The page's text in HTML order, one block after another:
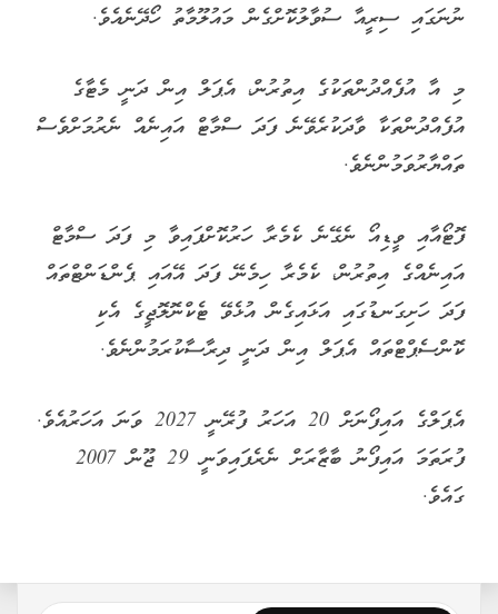
ނުނަގައި ސިރީއާ ސުވާލުކޮށްގެން މައުލޫމާތު ހޯދޭނެއެވެ.
މި އާ އުފެއްދުންތަކުގެ އިތުރުން، އެޕަލް އިން ދަނީ މެޓާގެ
އުފެއްދުންތަކާ ވާދަކުރެވޭނެ ފަދަ ސްމާޓް އައިނެއް ނެރުމަށްވެސް
ތައްޔާރުވަމުންނެވެ.
ފޮޓޯއާއި ވީޑިއޯ ނެގޭނެ ކެމެރާ ހަރުކޮށްފައިވާ މި ފަދަ ސްމާޓް
އައިނެއްގެ އިތުރުން، ކެމެރާ ހިމެނޭ ފަދަ އޭއައި ޕެންޑަންޓްތައް
ފަދަ ހަށިގަނޑުގައި އަޅައިގެން އުޅެވޭ ޓެކްނޮލޮޖީގެ އެކި
ކޮންސެޕްޓްތައް އެޕަލް އިން ދަނީ ދިރާސާކުރަމުންނެވެ.
އެޕަލްގެ އައިފޯނަށް 20 އަހަރު ފުރޭނީ 2027 ވަނަ އަހަރުއެވެ.
ފުރަތަމަ އައިފޯނު ބާޒާރަށް ނެރެފައިވަނީ 29 ޖޫން 2007
ގައެވެ.